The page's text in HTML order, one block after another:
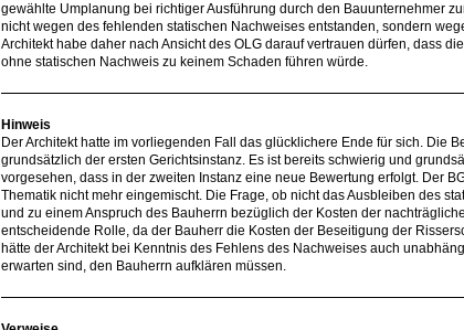
gewählte Umplanung bei richtiger Ausführung durch den Bauunternehmer
nicht wegen des fehlenden statischen Nachweises entstanden, sondern
Architekt habe daher nach Ansicht des OLG darauf vertrauen dürfen, dass
ohne statischen Nachweis zu keinem Schaden führen würde.
Hinweis
Der Architekt hatte im vorliegenden Fall das glücklichere Ende für sich. Die
grundsätzlich der ersten Gerichtsinstanz. Es ist bereits schwierig und
vorgesehen, dass in der zweiten Instanz eine neue Bewertung erfolgt. Der
Thematik nicht mehr eingemischt. Die Frage, ob nicht das Ausbleiben des
und zu einem Anspruch des Bauherrn bezüglich der Kosten der
entscheidende Rolle, da der Bauherr die Kosten der Beseitigung der
hätte der Architekt bei Kenntnis des Fehlens des Nachweises auch
erwarten sind, den Bauherrn aufklären müssen.